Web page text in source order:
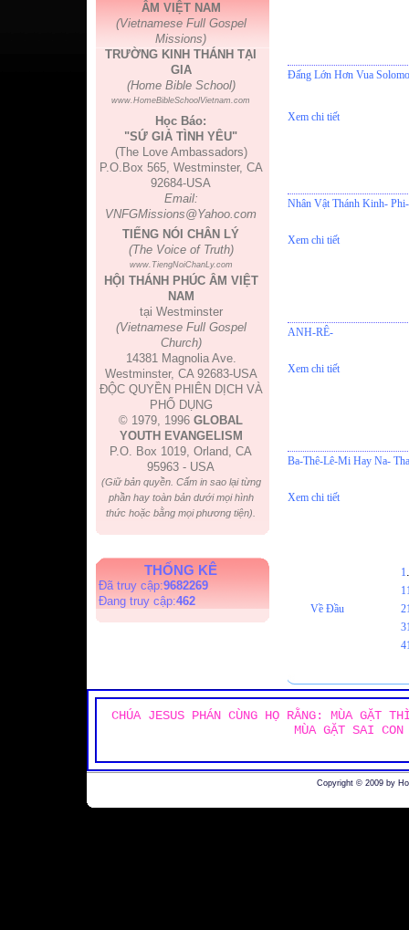
ÂM VIỆT NAM
(Vietnamese Full Gospel
Missions)
TRƯỜNG KINH THÁNH TẠI
GIA
(Home Bible School)
www.HomeBibleSchoolVietnam.com
Học Báo:
"SỨ GIẢ TÌNH YÊU"
(The Love Ambassadors)
P.O.Box 565, Westminster, CA
92684-USA
Email:
VNFGMissions@Yahoo.com
TIẾNG NÓI CHÂN LÝ
(The Voice of Truth)
www.TiengNoiChanLy.com
HỘI THÁNH PHÚC ÂM VIỆT
NAM
tại Westminster
(Vietnamese Full Gospel
Church)
14381 Magnolia Ave.
Westminster, CA 92683-USA
ĐỘC QUYỀN PHIÊN DỊCH VÀ
PHỔ DỤNG
© 1979, 1996 GLOBAL
YOUTH EVANGELISM
P.O. Box 1019, Orland, CA
95963 - USA
(Giữ bản quyền. Cấm in sao lại từng
phần hay toàn bản dưới mọi hình
thức hoặc bằng mọi phương tiện).
THỐNG KÊ
Đã truy cập:9682269
Đang truy cập:462
Đấng Lớn Hơn Vua
Xem chi tiết
Nhân Vật Thánh Kinh-
Xem chi tiết
ANH-RÊ-
Xem chi tiết
Ba-Thê-Lê-Mi Hay Na-
Xem chi tiết
Về Đầu
1.
CHÚA JESUS PHÁN CÙNG HỌ RẰNG: MÙA GẶT
MÙA GẶT SAI
Copyright © 2009 by